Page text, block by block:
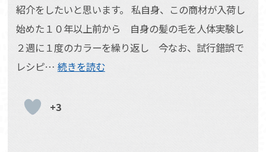
紹介をしたいと思います。 私自身、この商材が入荷し
始めた１０年以上前から 自身の髪の毛を人体実験し
２週に１度のカラーを繰り返し 今なお、試行錯誤で
レシピ… 続きを読む
+3